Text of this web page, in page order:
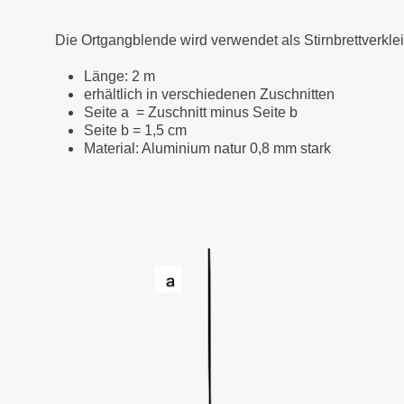
Die Ortgangblende wird verwendet als
Länge: 2 m
erhältlich in verschiedenen Zuschnitten
Seite a = Zuschnitt minus Seite b
Seite b = 1,5 cm
Material: Aluminium natur 0,8 mm stark